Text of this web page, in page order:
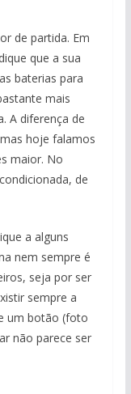
de partida. Em
que a sua
baterias para
mais
A diferença de
hoje falamos
maior. No
de
a alguns
nem sempre é
seja por ser
sempre a
um botão (foto
não parece ser